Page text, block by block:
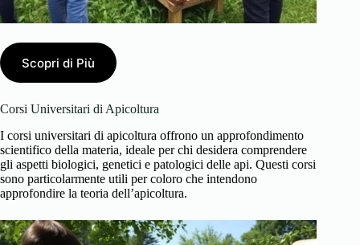
Scopri di Più
Corsi Universitari di Apicoltura
I corsi universitari di apicoltura offrono un approfondimento
scientifico della materia, ideale per chi desidera comprendere
gli aspetti biologici, genetici e patologici delle api. Questi corsi
sono particolarmente utili per coloro che intendono
approfondire la teoria dell’apicoltura.